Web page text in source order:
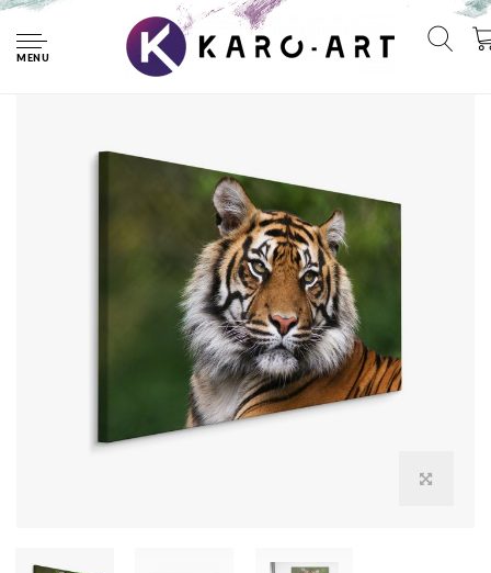
MENU
Schilderij - Bengaalse Tijger, premium Print, 5 maten